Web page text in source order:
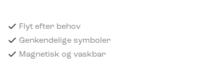
Flyt efter behov
Genkendelige symboler
Magnetisk og vaskbar